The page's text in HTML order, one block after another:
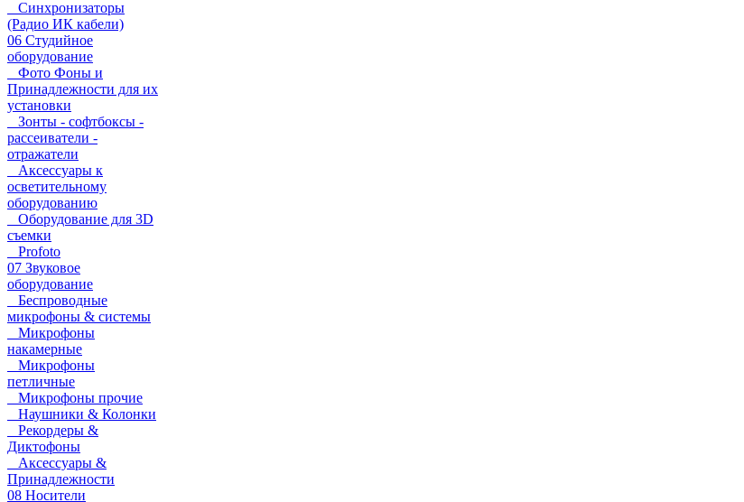
Синхронизаторы
(Радио ИК кабели)
06 Студийное
оборудование
Фото Фоны и
Принадлежности для их
установки
Зонты - софтбоксы -
рассеиватели -
отражатели
Аксессуары к
осветительному
оборудованию
Оборудование для 3D
съемки
Profoto
07 Звуковое
оборудование
Беспроводные
микрофоны & системы
Микрофоны
накамерные
Микрофоны
петличные
Микрофоны прочие
Наушники & Колонки
Рекордеры &
Диктофоны
Аксессуары &
Принадлежности
08 Носители